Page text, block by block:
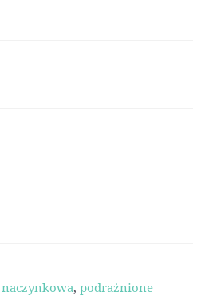
naczynkowa, podrażnione